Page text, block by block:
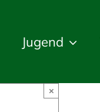
Jugend
×